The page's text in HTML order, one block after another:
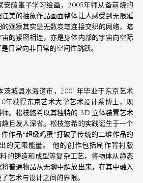
安藤峯子学习绘画，2005年师从备前烧的
美的抽象作品画面整体让人感受到无限延
观察其实是无数炭笔连接交织的网络，暗
的紧密相连，亦是身体内部的宇宙向空际
日常向非日常的空间性跳跃。
茨城县水海道市，2001年毕业于东京艺术
年获得东京艺术大学艺术设计系博士，现
。松枝悠希以其独特的 3D 立体装置艺术
且发人深省。松枝悠希的实践诞生于一个
作品“超级鸡蛋”打破了传统的二维作品的
的无限能量。 他的创作包括制作背衬版
的铸造和成型等复杂工艺，将物体从静态
普通物品从无聊中解放出来，在其中融入
艺术与设计之间的界限。